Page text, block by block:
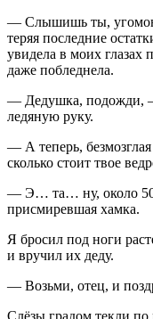
— Слышишь ты,
теряя последние
увидела в моих глазах
даже побледнела.
— Дедушка, подожди, —
ледяную руку.
— А теперь,
сколько стоит твое
— Э… та… ну, около
присмиревшая хамка.
Я бросил под ноги
и вручил их деду.
— Возьми, отец, и
Слёзы градом текли